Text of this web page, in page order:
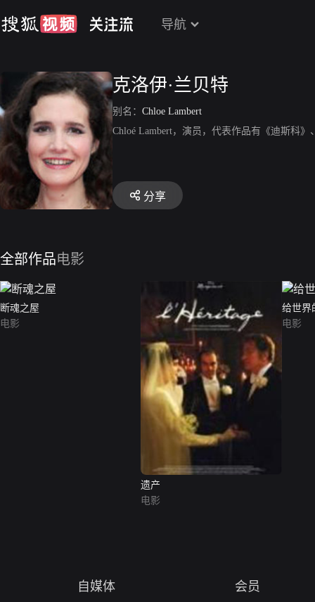
导航
克洛伊·兰贝特
别名： Chloe Lambert
Chloé Lambert，演员，代表作品有《迪斯科
分享
全部作品电影
断魂之屋
电影
遗产
电影
给世界
电影
自媒体 会员